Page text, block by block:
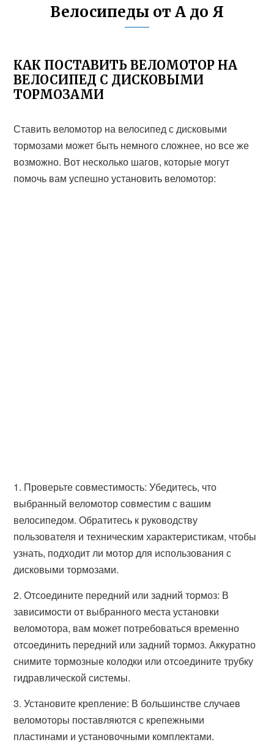
Велосипеды от А до Я
КАК ПОСТАВИТЬ ВЕЛОМОТОР НА
ВЕЛОСИПЕД С ДИСКОВЫМИ
ТОРМОЗАМИ
Ставить веломотор на велосипед с дисковыми
тормозами может быть немного сложнее, но все же
возможно. Вот несколько шагов, которые могут
помочь вам успешно установить веломотор:
1. Проверьте совместимость: Убедитесь, что
выбранный веломотор совместим с вашим
велосипедом. Обратитесь к руководству
пользователя и техническим характеристикам, чтобы
узнать, подходит ли мотор для использования с
дисковыми тормозами.
2. Отсоедините передний или задний тормоз: В
зависимости от выбранного места установки
веломотора, вам может потребоваться временно
отсоединить передний или задний тормоз. Аккуратно
снимите тормозные колодки или отсоедините трубку
гидравлической системы.
3. Установите крепление: В большинстве случаев
веломоторы поставляются с крепежными
пластинами и установочными комплектами.